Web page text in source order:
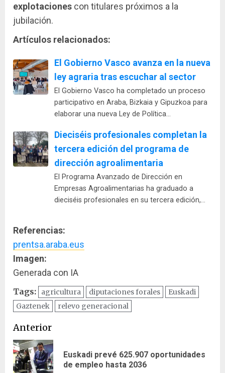
explotaciones con titulares próximos a la
jubilación.
Artículos relacionados:
El Gobierno Vasco avanza en la nueva
ley agraria tras escuchar al sector
El Gobierno Vasco ha completado un proceso
participativo en Araba, Bizkaia y Gipuzkoa para
elaborar una nueva Ley de Política…
Dieciséis profesionales completan la
tercera edición del programa de
dirección agroalimentaria
El Programa Avanzado de Dirección en
Empresas Agroalimentarias ha graduado a
dieciséis profesionales en su tercera edición,…
Referencias:
prentsa.araba.eus
Imagen:
Generada con IA
Tags: agricultura diputaciones forales
Euskadi
Gaztenek
relevo generacional
Navegación
de
entradas
Anterior
Euskadi prevé 625.907 oportunidades
de empleo hasta 2036